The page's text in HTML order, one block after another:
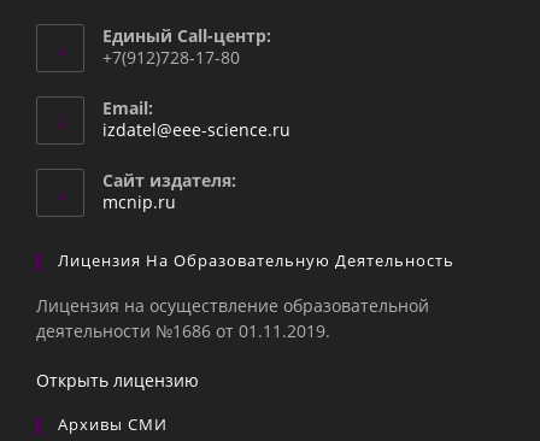
Единый Call-центр:
+7(912)728-17-80
Email:
izdatel@eee-science.ru
Сайт издателя:
mcnip.ru
Лицензия На Образовательную Деятельность
Лицензия на осуществление образовательной
деятельности №1686 от 01.11.2019.
Открыть лицензию
Архивы СМИ